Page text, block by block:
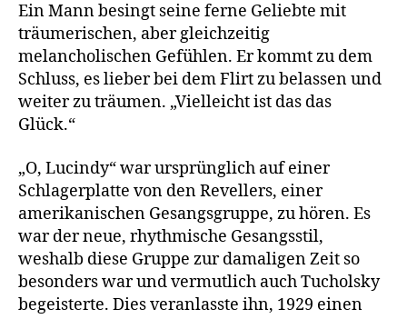
Ein Mann besingt seine ferne Geliebte mit
träumerischen, aber gleichzeitig
melancholischen Gefühlen. Er kommt zu dem
Schluss, es lieber bei dem Flirt zu belassen und
weiter zu träumen. „Vielleicht ist das das
Glück.“
„O, Lucindy“ war ursprünglich auf einer
Schlagerplatte von den Revellers, einer
amerikanischen Gesangsgruppe, zu hören. Es
war der neue, rhythmische Gesangsstil,
weshalb diese Gruppe zur damaligen Zeit so
besonders war und vermutlich auch Tucholsky
begeisterte. Dies veranlasste ihn, 1929 einen